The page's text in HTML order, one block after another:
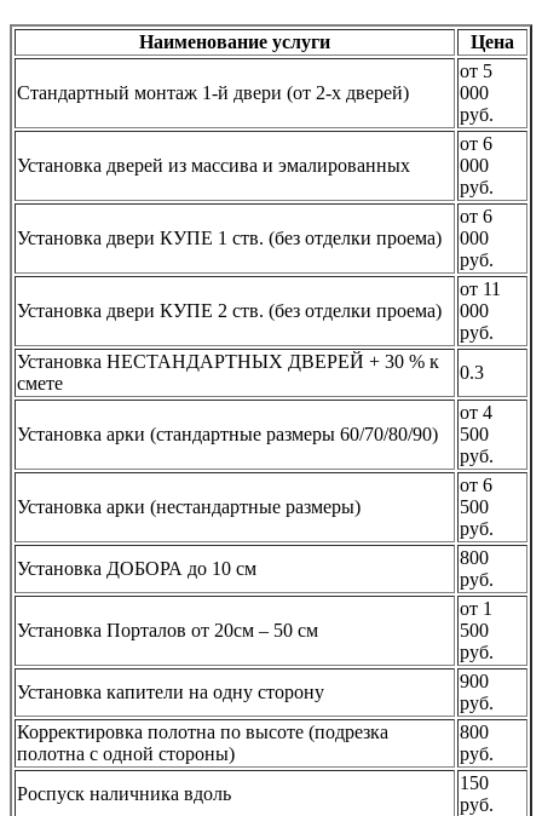
Наименование услуги Цена
Стандартный монтаж 1-й двери (от 2-х дверей)
от 5
000
руб.
Установка дверей из массива и эмалированных
от 6
000
руб.
Установка двери КУПЕ 1 ств. (без отделки проема)
от 6
000
руб.
Установка двери КУПЕ 2 ств. (без отделки проема)
от 11
000
руб.
Установка НЕСТАНДАРТНЫХ ДВЕРЕЙ + 30 % к
смете
0.3
Установка арки (стандартные размеры 60/70/80/90)
от 4
500
руб.
Установка арки (нестандартные размеры)
от 6
500
руб.
Установка ДОБОРА до 10 см
800
руб.
Установка Порталов от 20см – 50 см
от 1
500
руб.
Установка капители на одну сторону
900
руб.
Корректировка полотна по высоте (подрезка
полотна с одной стороны)
800
руб.
Роспуск наличника вдоль
150
руб.